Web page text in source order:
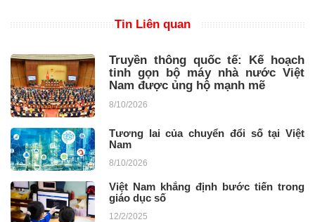
Tin Liên quan
Truyền thông quốc tế: Kế hoạch
tinh gọn bộ máy nhà nước Việt
Nam được ủng hộ mạnh mẽ
8/10/2026
Tương lai của chuyển đổi số tại Việt
Nam
8/10/2026
Việt Nam khẳng định bước tiến trong
giáo dục số
12/2/2025